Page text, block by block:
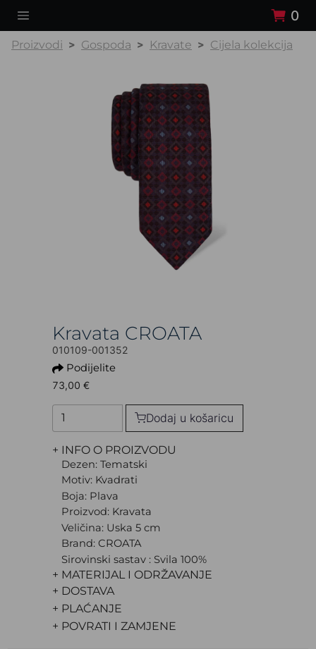
0
Proizvodi Gospoda Kravate Cijela kolekcija
Kravata CROATA
010109-001352
Podijelite
73,00 €
Dodaj u košaricu
+ INFO O PROIZVODU
Dezen: Tematski
Motiv: Kvadrati
Boja: Plava
Proizvod: Kravata
Veličina: Uska 5 cm
Brand: CROATA
Sirovinski sastav : Svila 100%
+ MATERIJAL I ODRŽAVANJE
+ DOSTAVA
+ PLAĆANJE
+ POVRATI I ZAMJENE